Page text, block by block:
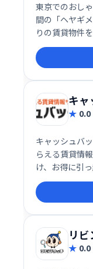
東京でのおし
間の「ヘヤギ
りの賃貸物件
探しをサポー
キャ
0.0
キャッシュバ
らえる賃貸情
け、お得に引
から、条件に
す。 祝い金で
リ
0.0